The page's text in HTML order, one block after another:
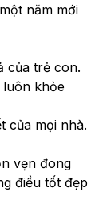
năm mới
của trẻ con.
của mọi nhà.
vẹn đong
điều tốt đẹp